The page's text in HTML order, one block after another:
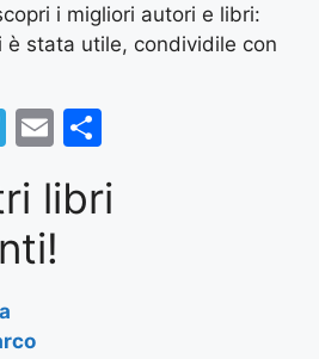
i migliori autori e libri:
è stata utile, condividile con
T
e
gr
a
m
E
ai
l
ar
libri